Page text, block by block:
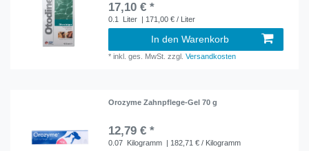
17,10 € *
0.1 Liter | 171,00 € / Liter
In den Warenkorb
*inkl. ges. MwSt. zzgl.Versandkosten
Orozyme Zahnpflege-Gel 70 g
12,79 € *
0.07 Kilogramm | 182,71 € / Kilogramm